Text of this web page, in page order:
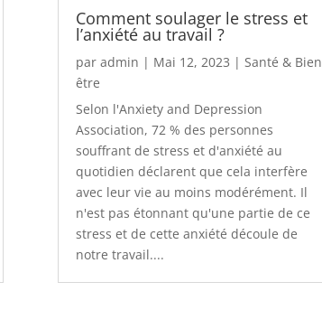
Comment soulager le stress et
l’anxiété au travail ?
par admin | Mai 12, 2023 | Santé & Bien
être
Selon l'Anxiety and Depression
Association, 72 % des personnes
souffrant de stress et d'anxiété au
quotidien déclarent que cela interfère
avec leur vie au moins modérément. Il
n'est pas étonnant qu'une partie de ce
stress et de cette anxiété découle de
notre travail....